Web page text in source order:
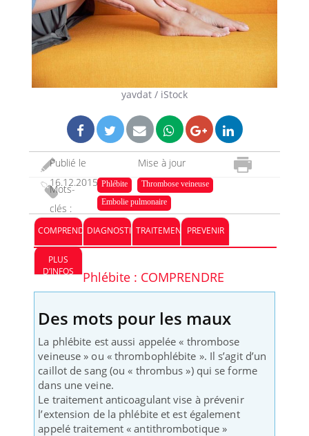
yavdat / iStock
Publié le
16.12.2015
Mise à jour
23.12.2022
Mots-
clés :
Phlébite
Thrombose veineuse
Embolie pulmonaire
COMPRENDREDIAGNOSTICTRAITEMENT PREVENIR
PLUS
D’INFOS
Phlébite : COMPRENDRE
Des mots pour les maux
La phlébite est aussi appelée « thrombose
veineuse » ou « thrombophlébite ». Il s’agit d’un
caillot de sang (ou « thrombus ») qui se forme
dans une veine.
Le traitement anticoagulant vise à prévenir
l’extension de la phlébite et est également
appelé traitement « antithrombotique »